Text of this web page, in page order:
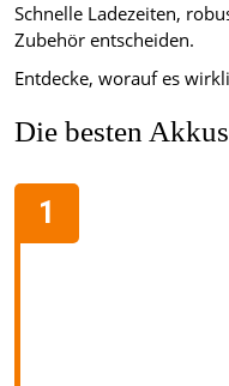
Schnelle Ladezeiten,
Zubehör entscheiden.
Entdecke, worauf es
Die besten